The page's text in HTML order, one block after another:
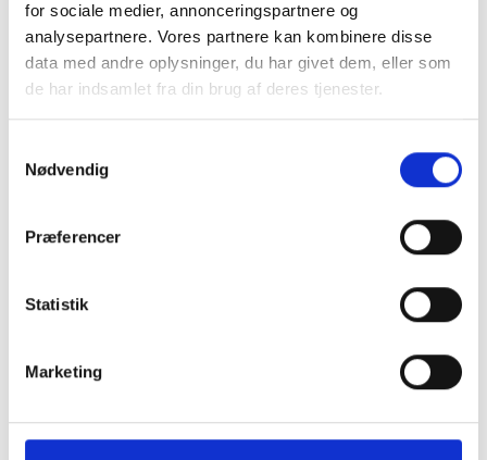
for sociale medier, annonceringspartnere og
analysepartnere. Vores partnere kan kombinere disse
data med andre oplysninger, du har givet dem, eller som
de har indsamlet fra din brug af deres tjenester.
Nødvendig
Præferencer
Statistik
Marketing